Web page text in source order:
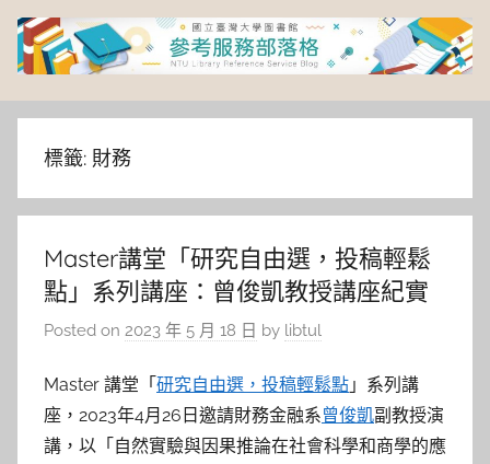
Skip
content
臺
灣
大
學
圖
書
館
標籤: 財務
Master講堂「研究自由選，投稿輕鬆
點」系列講座：曾俊凱教授講座紀實
Posted on 2023 年 5 月 18 日 by libtul
Master 講堂「研究自由選，投稿輕鬆點 」系列講
座，2023年4月26日邀請財務金融系曾俊凱副教授演
講，以「自然實驗與因果推論在社會科學和商學的應